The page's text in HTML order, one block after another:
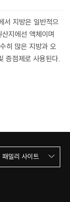
서 지방은 일반적으
지에선 액체이며
히 많은 지방과 오
증점제로 사용된다.
패밀리 사이트